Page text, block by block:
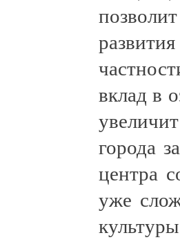
вклад в
города
центра
уже